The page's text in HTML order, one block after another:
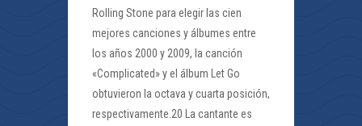
Rolling Stone para elegir las cien
mejores canciones y álbumes entre
los años 2000 y 2009, la canción
«Complicated» y el álbum Let Go
obtuvieron la octava y cuarta posición,
respectivamente.20 La cantante es